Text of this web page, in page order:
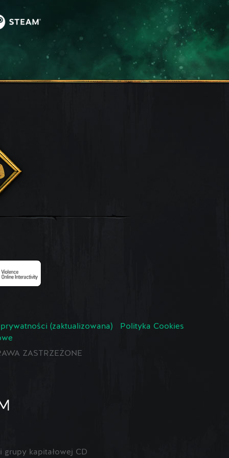
(zaktualizowana)
Polityka Cookies
ZASTRZEŻONE
kapitałowej CD